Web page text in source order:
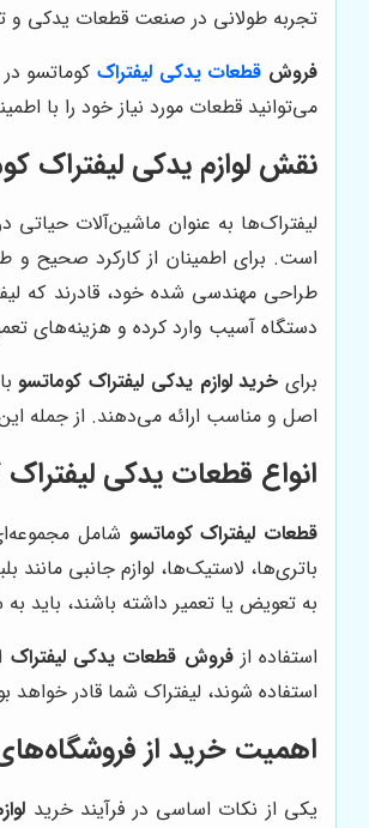
تجربه طولانی در صنعت قطعات یدکی و
فروش قطعات یدکی لیفتراککوماتسو
می‌توانید قطعات مورد نیاز خود را با
نقش لوازم یدکی لیفتراک
لیفتراک‌ها به عنوان ماشین‌آلات
است. برای اطمینان از کارکرد صحیح و
طراحی مهندسی شده خود، قادرند که
دستگاه آسیب وارد کرده و هزینه‌های
برای خرید لوازم یدکی لیفتراک کوماتسو
اصل و مناسب ارائه می‌دهند. از جمله
انواع قطعات یدکی
قطعات لیفتراک کوماتسو شامل
باتری‌ها، لاستیک‌ها، لوازم جانبی
به تعویض یا تعمیر داشته باشند،
استفاده از فروش قطعات یدکی لیفتراک
استفاده شوند، لیفتراک شما قادر
اهمیت خرید از
یکی از نکات اساسی در فرآیند خرید